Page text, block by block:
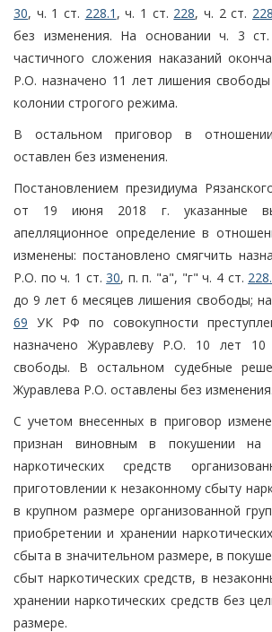
30, ч. 1 ст. 228.1 , ч. 1 ст. 228, ч. 2 ст. 228
без изменения. На основании ч. 3 ст.
частичного сложения наказаний
Р.О. назначено 11 лет лишения
колонии строгого режима.
В остальном приговор в
оставлен без изменения.
Постановлением президиума
от 19 июня 2018 г. указанные
апелляционное определение в
изменены: постановлено смягчить
Р.О. по ч. 1 ст.30, п. п. "а", "г" ч. 4 ст.
до 9 лет 6 месяцев лишения свободы;
69 УК РФ по совокупности
назначено Журавлеву Р.О. 10 лет 10
свободы. В остальном судебные
Журавлева Р.О. оставлены без изменения.
С учетом внесенных в приговор
признан виновным в покушении на
наркотических средств
приготовлении к незаконному сбыту
в крупном размере организованной
приобретении и хранении
сбыта в значительном размере, в
сбыт наркотических средств, в
хранении наркотических средств без
размере.